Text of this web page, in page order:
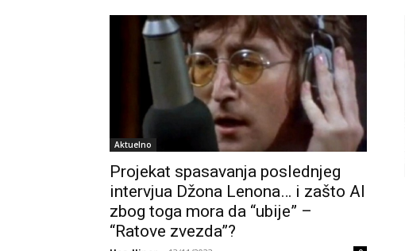
Aktuelno
Projekat spasavanja poslednjeg
intervjua Džona Lenona… i zašto AI
zbog toga mora da “ubije” –
“Ratove zvezda”?